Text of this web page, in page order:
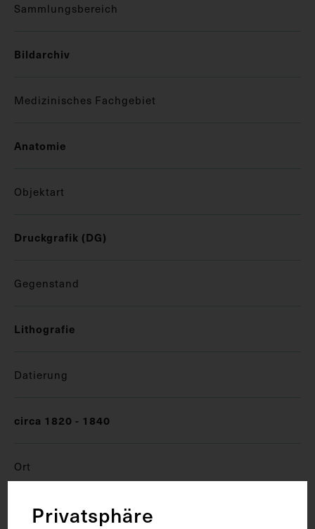
Sammlungsbereich
Bildarchiv
Medizinisches Fachgebiet
Anatomie
Objektart
Druckgrafik (DG)
Gegenstand
Lithografie
Datierung
circa 1820 - 1840
Ort
Göttingen
Privatsphäre